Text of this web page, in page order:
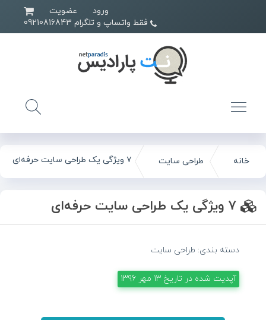
ورود
عضویت
خانه طراحی سایت ۷ ویژگی یک طراحی سایت حرفه‌ای
دسته بندی: طراحی سایت
آپدیت شده در تاریخ 13 مهر 1396